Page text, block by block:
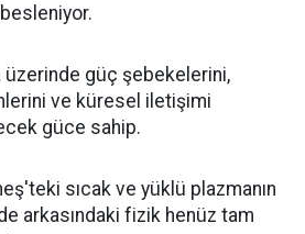
üzerinde güç şebekelerini,
ve küresel iletişimi
güce sahip.
sıcak ve yüklü plazmanın
arkasındaki fizik henüz tam